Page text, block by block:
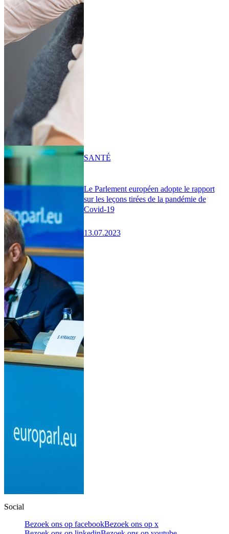
Le Parlement européen adopte le rapport
sur les leçons tirées de la pandémie de
Covid-19
13.07.2023
SANTÉ
Social
Bezoek ons op facebookBezoek ons op x